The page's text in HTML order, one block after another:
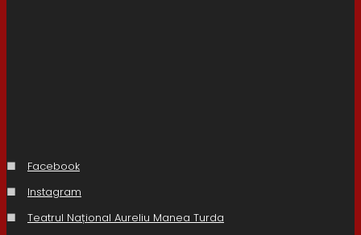
■
Facebook
■
Instagram
■
Teatrul Național Aureliu Manea Turda